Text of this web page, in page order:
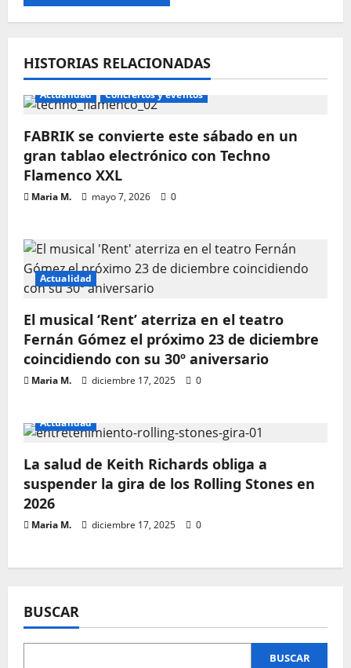
HISTORIAS RELACIONADAS
Actualidad Conciertos y eventos
FABRIK se convierte este sábado en un
gran tablao electrónico con Techno
Flamenco XXL
Maria M. mayo 7, 2026 0
Actualidad
El musical ‘Rent’ aterriza en el teatro
Fernán Gómez el próximo 23 de diciembre
coincidiendo con su 30º aniversario
Maria M. diciembre 17, 2025 0
Actualidad
La salud de Keith Richards obliga a
suspender la gira de los Rolling Stones en
2026
Maria M. diciembre 17, 2025 0
BUSCAR
BUSCAR